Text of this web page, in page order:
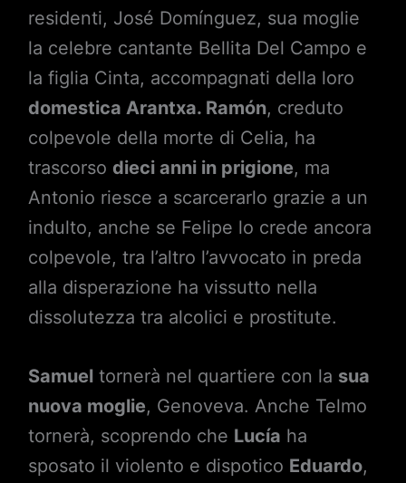
residenti, José Domínguez, sua moglie
la celebre cantante Bellita Del Campo e
la figlia Cinta, accompagnati della loro
domestica Arantxa. Ramón, creduto
colpevole della morte di Celia, ha
trascorso dieci anni in prigione, ma
Antonio riesce a scarcerarlo grazie a un
indulto, anche se Felipe lo crede ancora
colpevole, tra l’altro l’avvocato in preda
alla disperazione ha vissutto nella
dissolutezza tra alcolici e prostitute.
Samueltornerà nel quartiere con la sua
nuova moglie, Genoveva. Anche Telmo
tornerà, scoprendo che Lucía ha
sposato il violento e dispotico Eduardo,